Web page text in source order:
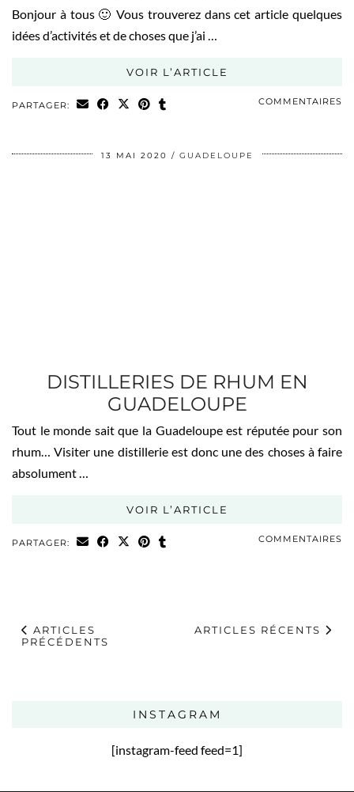
Bonjour à tous 🙂 Vous trouverez dans cet article quelques
idées d’activités et de choses que j’ai …
VOIR L’ARTICLE
PARTAGER: COMMENTAIRES
13 MAI 2020 GUADELOUPE
DISTILLERIES DE RHUM EN
GUADELOUPE
Tout le monde sait que la Guadeloupe est réputée pour son
rhum… Visiter une distillerie est donc une des choses à faire
absolument …
VOIR L’ARTICLE
PARTAGER: COMMENTAIRES
ARTICLES
PRÉCÉDENTS
ARTICLES RÉCENTS
INSTAGRAM
[instagram-feed feed=1]